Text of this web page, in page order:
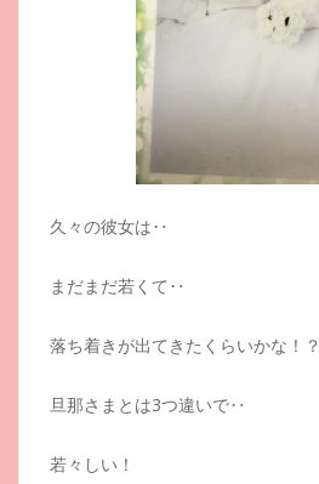
久々の彼女は‥
まだまだ若くて‥
落ち着きが出てきたくらいかな！？
旦那さまとは3つ違いで‥
若々しい！